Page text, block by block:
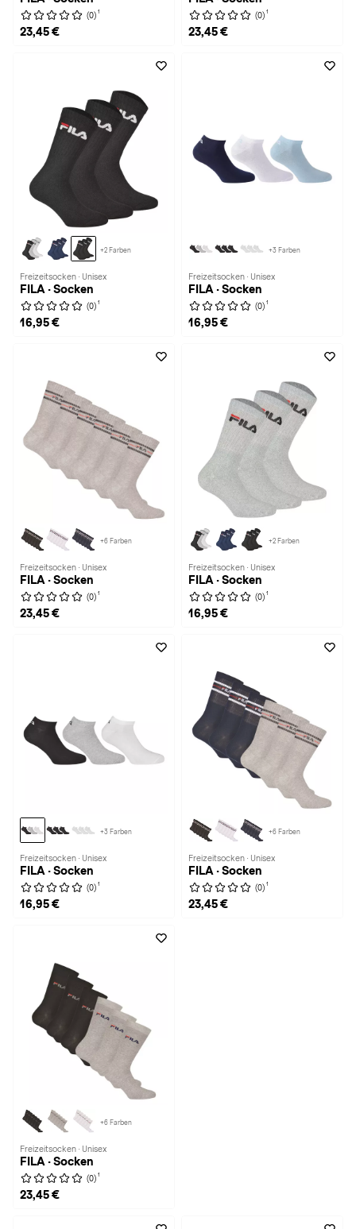
(0) 1
23,45 €
(0) 1
23,45 €
+2 Farben
Freizeitsocken · Unisex
FILA · Socken
(0) 1
16,95 €
+3 Farben
Freizeitsocken · Unisex
FILA · Socken
(0) 1
16,95 €
+6 Farben
Freizeitsocken · Unisex
FILA · Socken
(0) 1
23,45 €
+2 Farben
Freizeitsocken · Unisex
FILA · Socken
(0) 1
16,95 €
+3 Farben
Freizeitsocken · Unisex
FILA · Socken
(0) 1
16,95 €
+6 Farben
Freizeitsocken · Unisex
FILA · Socken
(0) 1
23,45 €
+6 Farben
Freizeitsocken · Unisex
FILA · Socken
(0) 1
23,45 €